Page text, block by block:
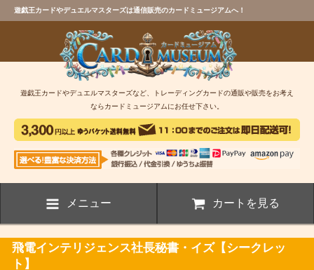
遊戯王カードやデュエルマスターズは通信販売のカードミュージアムへ！
遊戯王カードやデュエルマスターズなど、トレーディングカードの通販や販売をお考え
ならカードミュージアムにお任せ下さい。
メニュー カートを見る
飛電インテリジェンス社長秘書・イズ【シークレッ
ト】